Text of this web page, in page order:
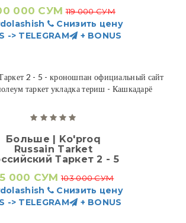
000 СУМ 119 000 СУМ
Снизить цену
-> TELEGRAM
+ BONUS
Больше | Ko'proq
Russain Tarket
Таркет 2 - 5
000 СУМ 103 000 СУМ
Снизить цену
-> TELEGRAM
+ BONUS